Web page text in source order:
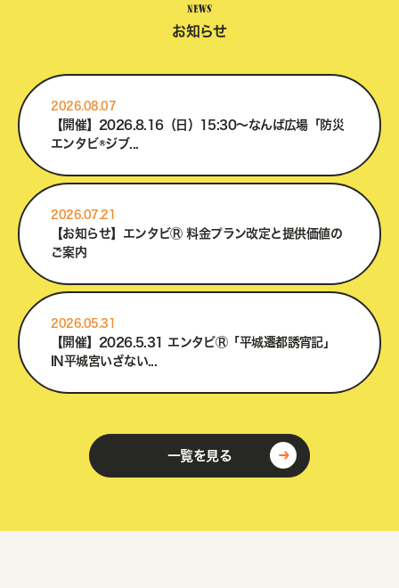
NEWS
お知らせ
2026.08.07
【開催】2026.8.16（日）15:30～なんば広場「防災
エンタビ®ジブ...
2026.07.21
【お知らせ】エンタビⓇ 料金プラン改定と提供価値の
ご案内
2026.05.31
【開催】2026.5.31 エンタビⓇ「平城遷都誘宵記」
IN平城宮いざない...
一覧を見る